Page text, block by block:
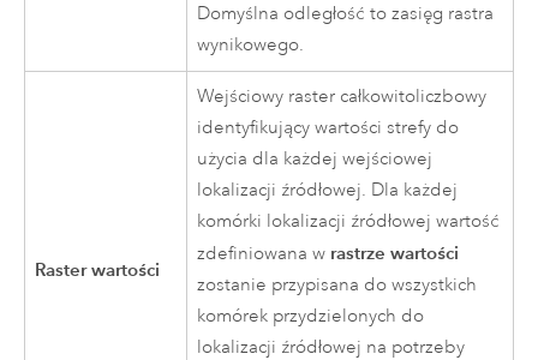
Domyślna odległość to zasięg rastra
wynikowego.
Raster wartości
Wejściowy raster całkowitoliczbowy
identyfikujący wartości strefy do
użycia dla każdej wejściowej
lokalizacji źródłowej. Dla każdej
komórki lokalizacji źródłowej wartość
zdefiniowana w rastrze wartości
zostanie przypisana do wszystkich
komórek przydzielonych do
lokalizacji źródłowej na potrzeby